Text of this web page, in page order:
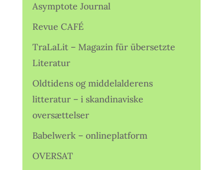
Asymptote Journal
Revue CAFÉ
TraLaLit – Magazin für übersetzte
Literatur
Oldtidens og middelalderens
litteratur – i skandinaviske
oversættelser
Babelwerk – onlineplatform
OVERSAT